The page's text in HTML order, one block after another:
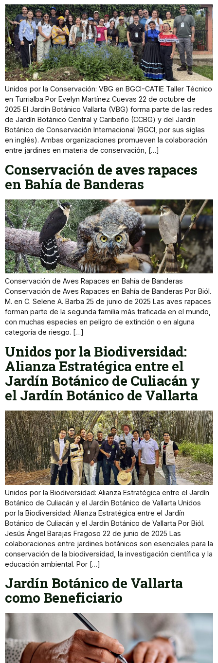
Unidos por la Conservación: VBG en BGCI-CATIE Taller Técnico
en Turrialba Por Evelyn Martínez Cuevas 22 de octubre de
2025 El Jardín Botánico Vallarta (VBG) forma parte de las redes
de Jardín Botánico Central y Caribeño (CCBG) y del Jardín
Botánico de Conservación Internacional (BGCI, por sus siglas
en inglés). Ambas organizaciones promueven la colaboración
entre jardines en materia de conservación, […]
Conservación de aves rapaces
en Bahía de Banderas
Conservación de Aves Rapaces en Bahía de Banderas
Conservación de Aves Rapaces en Bahía de Banderas Por Biól.
M. en C. Selene A. Barba 25 de junio de 2025 Las aves rapaces
forman parte de la segunda familia más traficada en el mundo,
con muchas especies en peligro de extinción o en alguna
categoría de riesgo. […]
Unidos por la Biodiversidad:
Alianza Estratégica entre el
Jardín Botánico de Culiacán y
el Jardín Botánico de Vallarta
Unidos por la Biodiversidad: Alianza Estratégica entre el Jardín
Botánico de Culiacán y el Jardín Botánico de Vallarta Unidos
por la Biodiversidad: Alianza Estratégica entre el Jardín
Botánico de Culiacán y el Jardín Botánico de Vallarta Por Biól.
Jesús Ángel Barajas Fragoso 22 de junio de 2025 Las
colaboraciones entre jardines botánicos son esenciales para la
conservación de la biodiversidad, la investigación científica y la
educación ambiental. Por […]
Jardín Botánico de Vallarta
como Beneficiario